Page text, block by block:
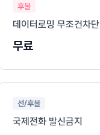
후불
데이터로밍 무조건차단
무료
선/후불
국제전화 발신금지